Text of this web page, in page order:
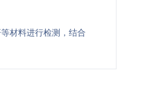
材料进行检测，结合